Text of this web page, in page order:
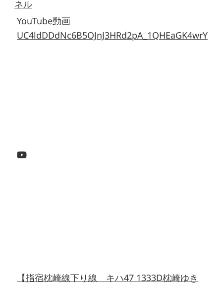
YouTube動画
UC4ldDDdNc6B5OJnJ3HRd2pA_1QHEaGK4wrY
【指宿枕崎線下り線 キハ47 1333D枕崎ゆき